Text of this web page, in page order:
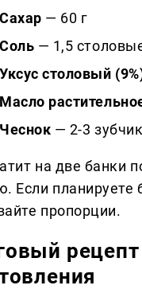
Сахар — 60 г
Соль — 1,5
Уксус столовый
Масло
Чеснок — 2-3
на две банки
Если планируете
пропорции.
рецепт